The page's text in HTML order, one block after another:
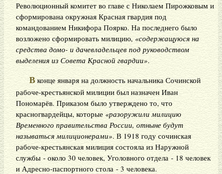
Революционный комитет во главе с Николаем Пирожковым и
сформирована окружная Красная гвардия под
командованием Никифора Поярко. На последнего было
возложено сформировать милицию, «содержащуюся на
средства домо- и дачевладельцев под руководством
выделения из Совета Красной гвардии».
В конце января на должность начальника Сочинской
рабоче-крестьянской милиции был назначен Иван
Пономарёв. Приказом было утверждено то, что
красногвардейцы, которые «разоружили милицию
Временного правительства России, отныне будут
называться милиционерами». В 1918 году сочинская
рабоче-крестьянская милиция состояла из Наружной
службы - около 30 человек, Уголовного отдела - 18 человек
и Адресно-паспортного стола - 3 человека.